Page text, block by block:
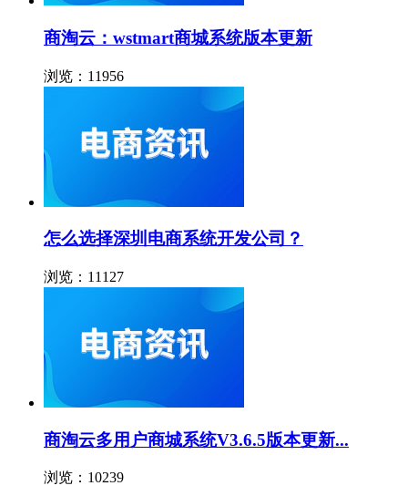
商淘云：wstmart商城系统版本更新
浏览：11956
怎么选择深圳电商系统开发公司？
浏览：11127
商淘云多用户商城系统V3.6.5版本更新...
浏览：10239